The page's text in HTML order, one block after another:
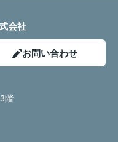
会社
お問い合わせ
階